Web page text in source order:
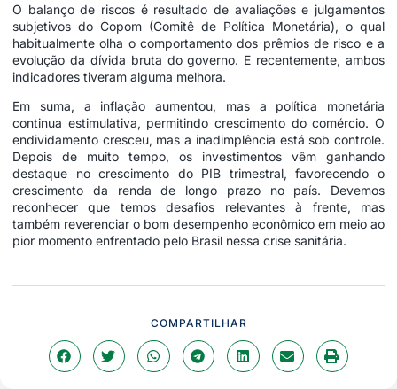
O balanço de riscos é resultado de avaliações e julgamentos
subjetivos do Copom (Comitê de Política Monetária), o qual
habitualmente olha o comportamento dos prêmios de risco e a
evolução da dívida bruta do governo. E recentemente, ambos
indicadores tiveram alguma melhora.
Em suma, a inflação aumentou, mas a política monetária
continua estimulativa, permitindo crescimento do comércio. O
endividamento cresceu, mas a inadimplência está sob controle.
Depois de muito tempo, os investimentos vêm ganhando
destaque no crescimento do PIB trimestral, favorecendo o
crescimento da renda de longo prazo no país. Devemos
reconhecer que temos desafios relevantes à frente, mas
também reverenciar o bom desempenho econômico em meio ao
pior momento enfrentado pelo Brasil nessa crise sanitária.
COMPARTILHAR